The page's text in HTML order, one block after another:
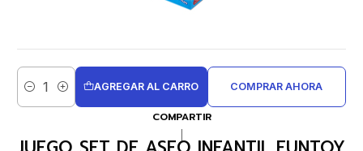
Cantidad
AGREGAR AL CARRO COMPRAR AHORA
COMPARTIR